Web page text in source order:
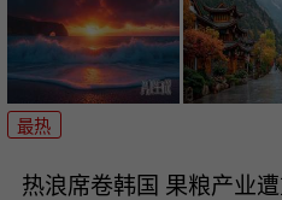
最热
热浪席卷韩国 果粮产业遭